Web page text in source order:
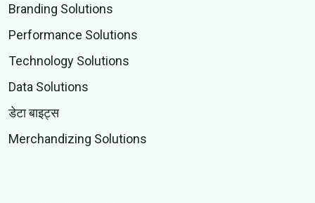
Branding Solutions
Performance Solutions
Technology Solutions
Data Solutions
डेटा बाइट्स
Merchandizing Solutions